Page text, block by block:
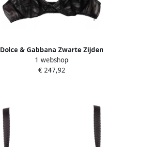
Dolce & Gabbana Zwarte Zijden
Balconette Beha met Haak Black
Dames
1 webshop
€ 247,92